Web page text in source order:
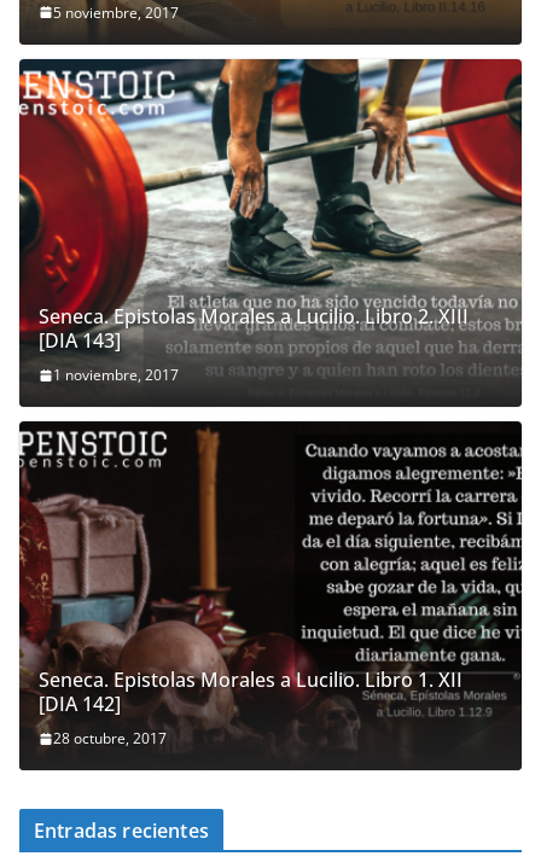
5 noviembre, 2017
Seneca. Epistolas Morales a Lucilio. Libro 2. XIII
[DIA 143]
1 noviembre, 2017
Seneca. Epistolas Morales a Lucilio. Libro 1. XII
[DIA 142]
28 octubre, 2017
Entradas recientes